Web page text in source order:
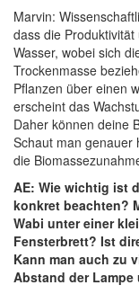
Marvin:
dass die
Wasser, wobei sich
Trockenmasse
Pflanzen über einen
erscheint das
Daher können deine
Schaut man genauer
die
AE: Wie wichtig ist
konkret beachten?
Wabi unter einer
Fensterbrett? Ist
Kann man auch zu
Abstand der